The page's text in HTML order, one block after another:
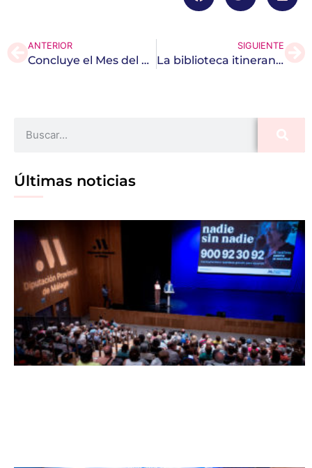
ANTERIOR
Concluye el Mes del Mayor de la Diputación de Málaga
SIGUIENTE
La biblioteca itinerante volverá a recorrer los pueblos de la provincia
Últimas noticias